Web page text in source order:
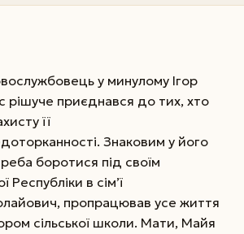
у минулому Ігор
рішуче приєднався до тих, хто
її
Знаковим у його
боротися під своїм
в сім’ї
пропрацював усе життя
сільської школи. Мати, Майя